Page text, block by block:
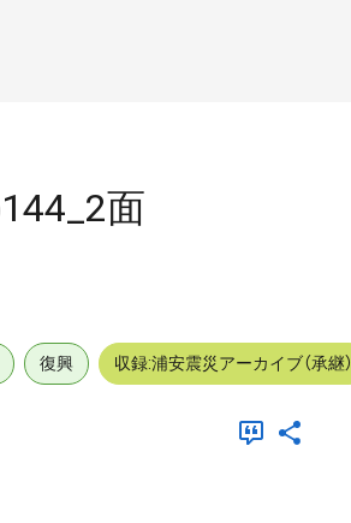
面
復興 収録:浦安震災アーカイブ（承継）